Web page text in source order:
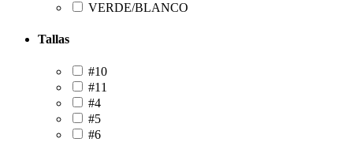
VERDE/BLANCO
Tallas
#10
#11
#4
#5
#6